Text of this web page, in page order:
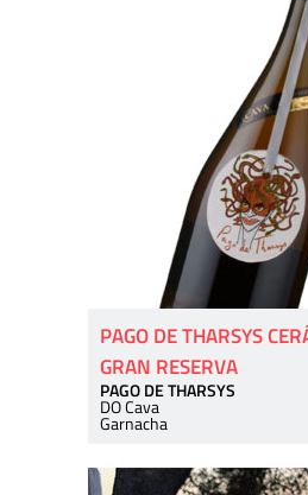
PAGO DE THARSYS
GRAN RESERVA
PAGO DE THARSYS
DO Cava
Garnacha